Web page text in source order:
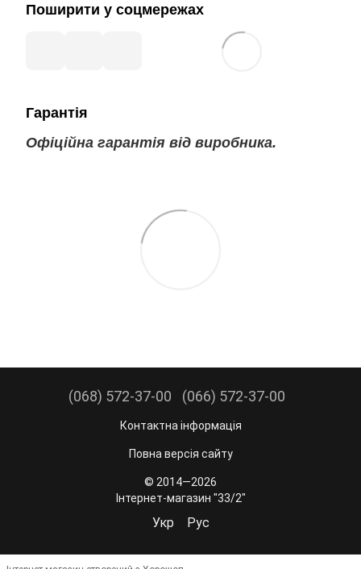
Поширити у соцмережах
Гарантія
Офіційна гарантія від виробника.
(068) 572-37-00 (066) 572-37-00
Контактна інформація
Повна версія сайту
© 2014—2026
Інтернет-магазин "33/2"
Укр Рус